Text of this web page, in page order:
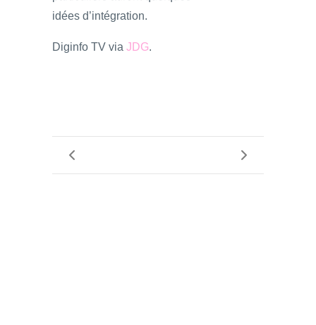
idées d’intégration.
Diginfo TV via JDG.